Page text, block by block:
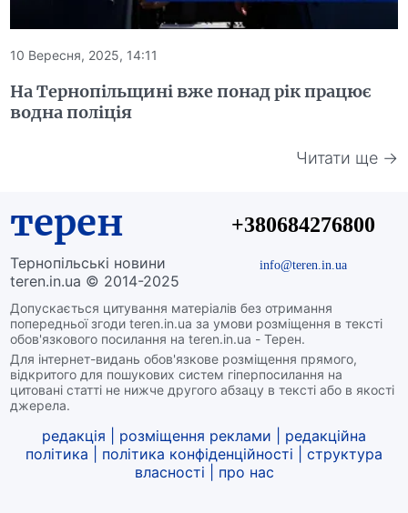
10 Вересня, 2025, 14:11
На Тернопільщині вже понад рік працює
водна поліція
Читати ще →
терен
Тернопільські новини
teren.in.ua © 2014-2025
Допускається цитування матеріалів без отримання
попередньої згоди teren.in.ua за умови розміщення в тексті
обов'язкового посилання на teren.in.ua - Терен.
Для інтернет-видань обов'язкове розміщення прямого,
відкритого для пошукових систем гіперпосилання на
цитовані статті не нижче другого абзацу в тексті або в якості
джерела.
+380684276800
info@teren.in.ua
редакція розміщення реклами
редакційна
політика
політика конфіденційності
структура
власності
про нас